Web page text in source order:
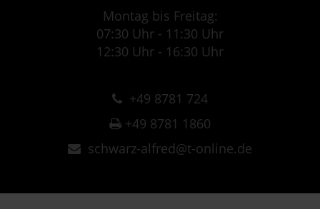
Montag bis Freitag:
07:30 Uhr - 11:30 Uhr
12:30 Uhr - 16:30 Uhr
+49 8781 724
+49 8781 1860
schwarz-alfred@t-online.de